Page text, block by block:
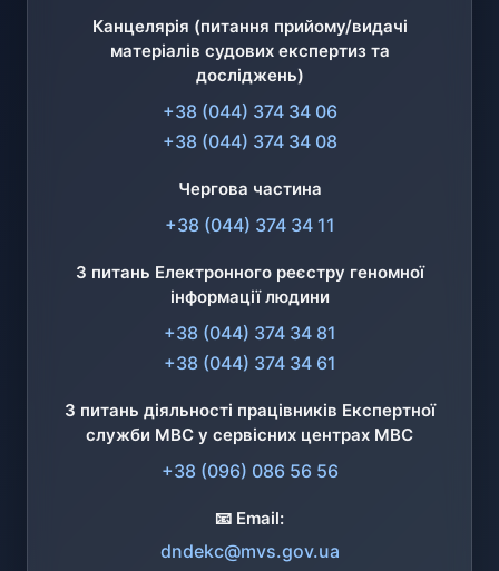
Канцелярія (питання прийому/видачі
матеріалів судових експертиз та
досліджень)
+38 (044) 374 34 06
+38 (044) 374 34 08
Чергова частина
+38 (044) 374 34 11
З питань Електронного реєстру геномної
інформації людини
+38 (044) 374 34 81
+38 (044) 374 34 61
З питань діяльності працівників Експертної
служби МВС у сервісних центрах МВС
+38 (096) 086 56 56
📧 Email:
dndekc@mvs.gov.ua